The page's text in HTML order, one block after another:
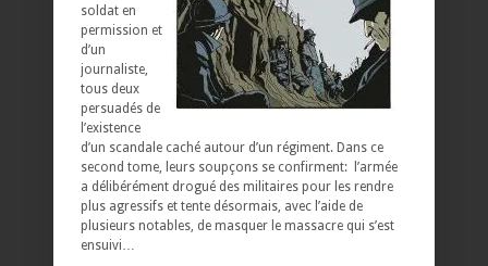
soldat en
permission et
d’un
journaliste,
tous deux
persuadés de
l’existence
d’un scandale caché autour d’un régiment. Dans ce
second tome, leurs soupçons se confirment: l’armée
a délibérément drogué des militaires pour les rendre
plus agressifs et tente désormais, avec l’aide de
plusieurs notables, de masquer le massacre qui s’est
ensuivi…